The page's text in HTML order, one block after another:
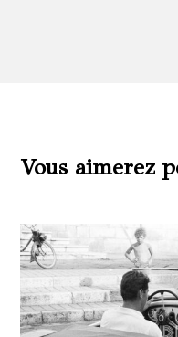
Vous aimerez
Produits